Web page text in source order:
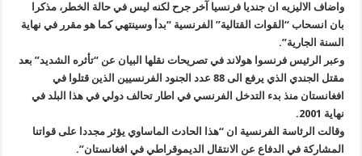
واضاف الاليزيه ان جنديا فرنسيا آخر جرح لكنه ليس في حالة الخطر، مذكرا
بان انسحاب “القوات القتالية” الفرنسية “بدأ وسينتهي كما هو مقرر في نهاية
السنة الجارية”.
وعبر الرئيس فرنسوا هولاند في تصريحات نقلها البيان عن “تأثره الشديد” بعد
مقتل الجندي الذي يرفع الى 88 عدد الجنود الفرنسيين الذين قتلوا في
افغانستان منذ بدء التدخل الفرنسي في اطار تحالف دولي في هذا البلد في
نهاية 2001.
وقالت الرئاسة الفرنسية ان “هذا الحادث الماساوي يؤثر مجددا على قواتنا
المشاركة في الدفاع عن الانتقال الديموقراطي في افغانستان”.